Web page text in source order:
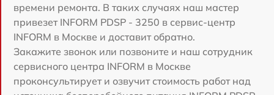
времени ремонта. В таких случаях наш мастер
привезет INFORM PDSP - 3250 в сервис-центр
INFORM в Москве и доставит обратно.
Закажите звонок или позвоните и наш сотрудник
сервисного центра INFORM в Москве
проконсультирует и озвучит стоимость работ над